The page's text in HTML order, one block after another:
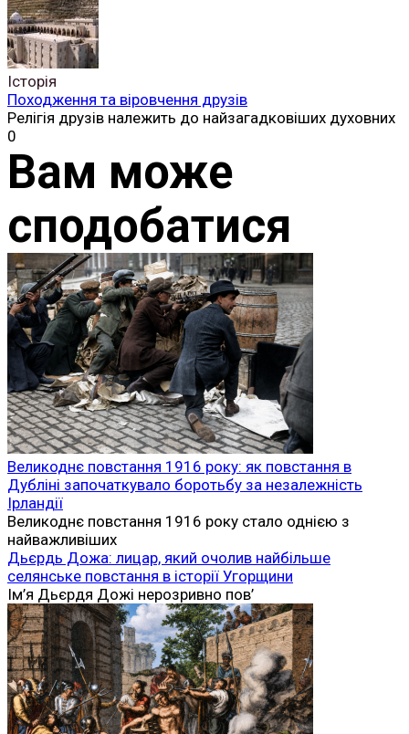
Історія
Походження та віровчення друзів
Релігія друзів належить до найзагадковіших духовних
0
Вам може
сподобатися
Великоднє повстання 1916 року: як повстання в
Дубліні започаткувало боротьбу за незалежність
Ірландії
Великоднє повстання 1916 року стало однією з
найважливіших
Дьєрдь Дожа: лицар, який очолив найбільше
селянське повстання в історії Угорщини
Ім’я Дьєрдя Дожі нерозривно пов’